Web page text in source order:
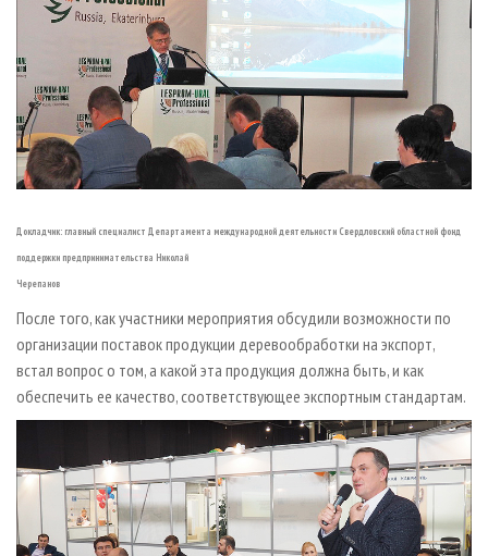
Докладчик: главный специалист Департамента международной деятельности Свердловский областной фонд
поддержки предпринимательства Николай
Черепанов
После того, как участники мероприятия обсудили возможности по
организации поставок продукции деревообработки на экспорт,
встал вопрос о том, а какой эта продукция должна быть, и как
обеспечить ее качество, соответствующее экспортным стандартам.